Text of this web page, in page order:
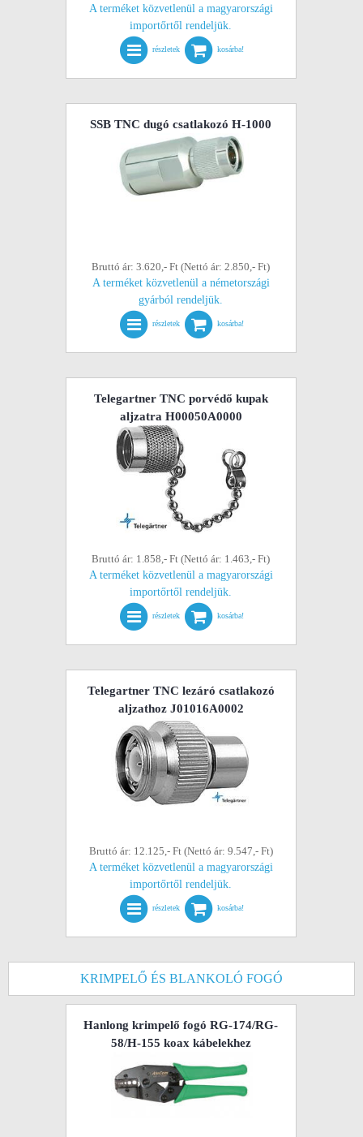
A terméket közvetlenül a magyarországi
importőrtől rendeljük.
részletek kosárba!
SSB TNC dugó csatlakozó H-1000
Bruttó ár: 3.620,- Ft (Nettó ár: 2.850,- Ft)
A terméket közvetlenül a németországi
gyárból rendeljük.
részletek kosárba!
Telegartner TNC porvédő kupak
aljzatra H00050A0000
Bruttó ár: 1.858,- Ft (Nettó ár: 1.463,- Ft)
A terméket közvetlenül a magyarországi
importőrtől rendeljük.
részletek kosárba!
Telegartner TNC lezáró csatlakozó
aljzathoz J01016A0002
Bruttó ár: 12.125,- Ft (Nettó ár: 9.547,- Ft)
A terméket közvetlenül a magyarországi
importőrtől rendeljük.
részletek kosárba!
KRIMPELŐ ÉS BLANKOLÓ FOGÓ
Hanlong krimpelő fogó RG-174/RG-
58/H-155 koax kábelekhez